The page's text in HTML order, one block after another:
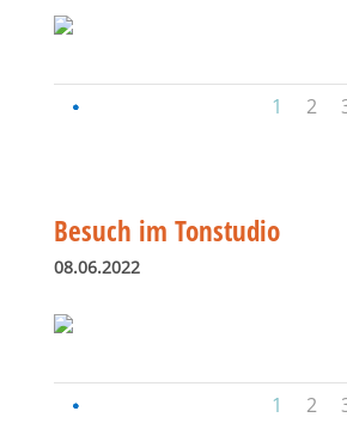
1 2
Besuch im Tonstudio
08.06.2022
1 2